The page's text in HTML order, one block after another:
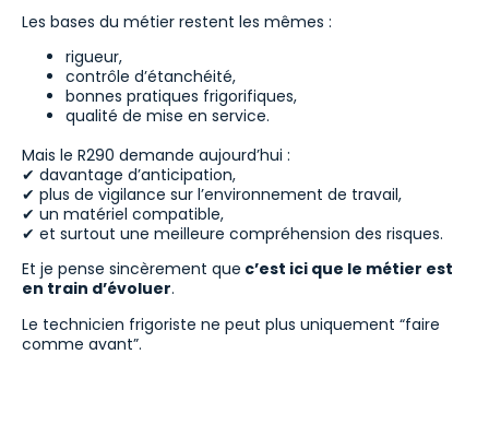
Les bases du métier restent les mêmes :
rigueur,
contrôle d’étanchéité,
bonnes pratiques frigorifiques,
qualité de mise en service.
Mais le R290 demande aujourd’hui :
✔ davantage d’anticipation,
✔ plus de vigilance sur l’environnement de travail,
✔ un matériel compatible,
✔ et surtout une meilleure compréhension des risques.
Et je pense sincèrement que c’est ici que le métier est
en train d’évoluer.
Le technicien frigoriste ne peut plus uniquement “faire
comme avant”.